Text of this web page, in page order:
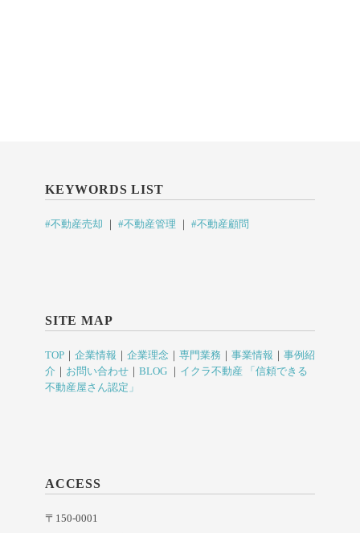
KEYWORDS LIST
#不動産売却 ｜ #不動産管理 ｜ #不動産顧問
SITE MAP
TOP ｜ 企業情報 ｜ 企業理念 ｜ 専門業務 ｜ 事業情報 ｜ 事例紹
介 ｜ お問い合わせ ｜ BLOG ｜ イクラ不動産 「信頼できる
不動産屋さん認定」
ACCESS
〒150-0001